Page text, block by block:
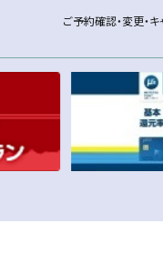
ご予約確認・変更・キ